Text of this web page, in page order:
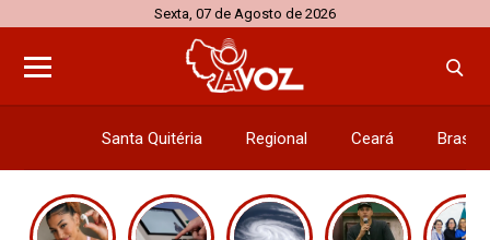
Sexta, 07 de Agosto de 2026
Santa Quitéria Regional Ceará Brasil